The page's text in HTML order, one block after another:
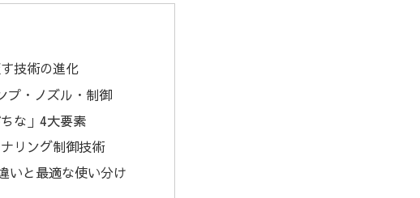
技術の進化
プ・ノズル・制御
な」4大要素
リング制御技術
いと最適な使い分け